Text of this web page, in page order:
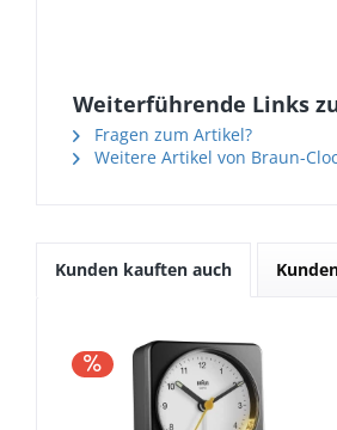
Weiterführende Links
Fragen zum Artikel?
Weitere Artikel von Braun-
Kunden kauften auch